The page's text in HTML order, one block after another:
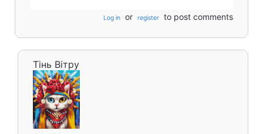
Log in or register to post comments
Тінь Вітру